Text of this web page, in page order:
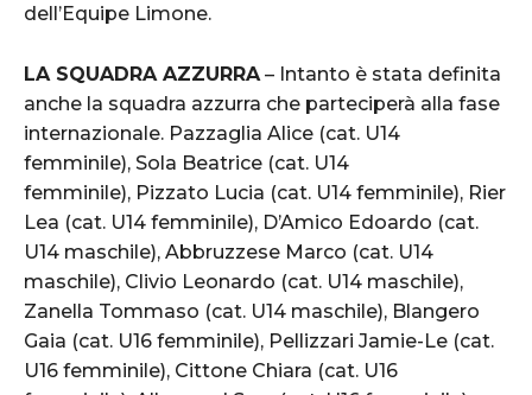
dell’Equipe Limone.
LA SQUADRA AZZURRA– Intanto è stata definita
anche la squadra azzurra che parteciperà alla fase
internazionale. Pazzaglia Alice (cat. U14
femminile), Sola Beatrice (cat. U14
femminile), Pizzato Lucia (cat. U14 femminile), Rier
Lea (cat. U14 femminile), D’Amico Edoardo (cat.
U14 maschile), Abbruzzese Marco (cat. U14
maschile), Clivio Leonardo (cat. U14 maschile),
Zanella Tommaso (cat. U14 maschile), Blangero
Gaia (cat. U16 femminile), Pellizzari Jamie-Le (cat.
U16 femminile), Cittone Chiara (cat. U16